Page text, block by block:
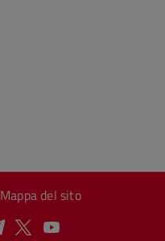
Mappa del sito